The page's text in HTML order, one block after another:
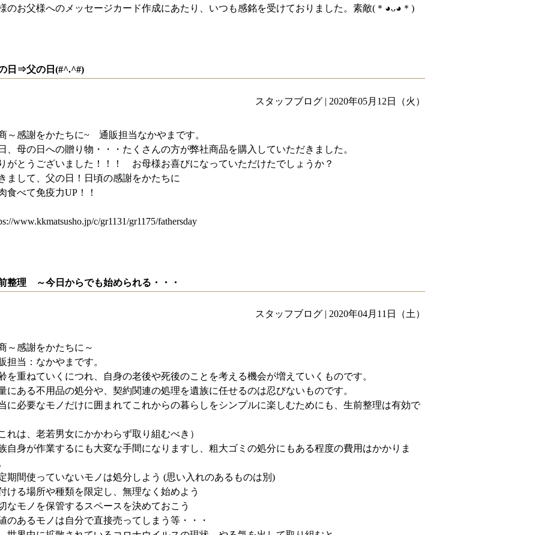
のお父様へのメッセージカード作成にあたり、いつも感銘を受けておりました。素敵(＊◕ᴗ◕＊)
日⇒父の日(#^.^#)
スタッフブログ | 2020年05月12日（火）
～感謝をかたちに~ 通販担当なかやまです。
、母の日への贈り物・・・たくさんの方が弊社商品を購入していただきました。
がとうございました！！！ お母様お喜びになっていただけたでしょうか？
まして、父の日！日頃の感謝をかたちに
食べて免疫力UP！！
www.kkmatsusho.jp/c/gr1131/gr1175/fathersday
整理 ～今日からでも始められる・・・
スタッフブログ | 2020年04月11日（土）
～感謝をかたちに～
担当：なかやまです。
を重ねていくにつれ、自身の老後や死後のことを考える機会が増えていくものです。
にある不用品の処分や、契約関連の処理を遺族に任せるのは忍びないものです。
に必要なモノだけに囲まれてこれからの暮らしをシンプルに楽しむためにも、生前整理は有効で
れは、老若男女にかかわらず取り組むべき）
自身が作業するにも大変な手間になりますし、粗大ゴミの処分にもある程度の費用はかかりま
期間使っていないモノは処分しよう (思い入れのあるものは別)
ける場所や種類を限定し、無理なく始めよう
なモノを保管するスペースを決めておこう
のあるモノは自分で直接売ってしまう等・・・